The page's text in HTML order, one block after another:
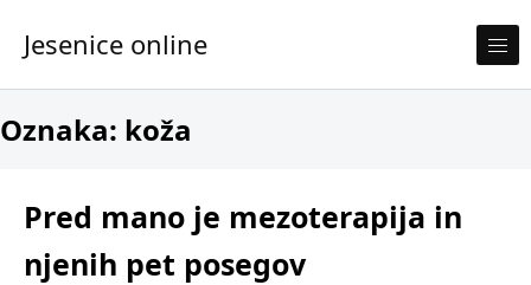
Skip to content
Jesenice online
Oznaka: koža
Pred mano je mezoterapija in
njenih pet posegov